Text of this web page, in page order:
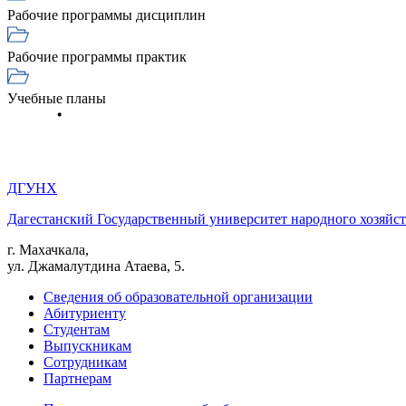
Рабочие программы дисциплин
Рабочие программы практик
Учебные планы
ДГУНХ
Дагестанский Государственный университет народного
г. Махачкала,
ул. Джамалутдина Атаева, 5.
Сведения об образовательной организации
Абитуриенту
Студентам
Выпускникам
Сотрудникам
Партнерам